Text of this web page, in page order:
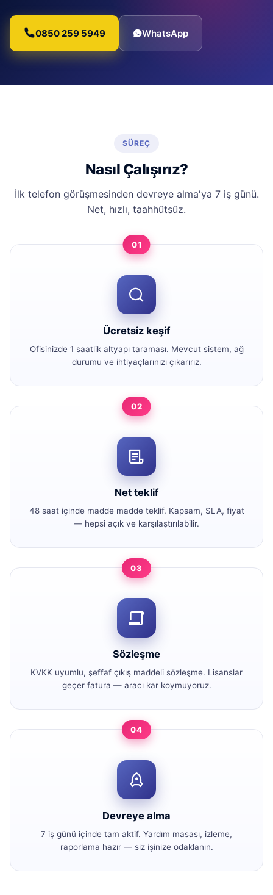
0850 259 5949 WhatsApp
SÜREÇ
Nasıl Çalışırız?
İlk telefon görüşmesinden devreye alma'ya 7 iş günü.
Net, hızlı, taahhütsüz.
01
Ücretsiz keşif
Ofisinizde 1 saatlik altyapı taraması. Mevcut sistem, ağ
durumu ve ihtiyaçlarınızı çıkarırız.
02
Net teklif
48 saat içinde madde madde teklif. Kapsam, SLA, fiyat
— hepsi açık ve karşılaştırılabilir.
03
Sözleşme
KVKK uyumlu, şeffaf çıkış maddeli sözleşme. Lisanslar
geçer fatura — aracı kar koymuyoruz.
04
Devreye alma
7 iş günü içinde tam aktif. Yardım masası, izleme,
raporlama hazır — siz işinize odaklanın.